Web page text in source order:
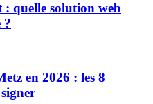
quelle solution web
?
en 2026 : les 8